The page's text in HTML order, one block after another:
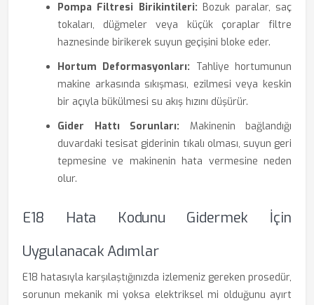
Pompa Filtresi Birikintileri: Bozuk paralar, saç
tokaları, düğmeler veya küçük çoraplar filtre
haznesinde birikerek suyun geçişini bloke eder.
Hortum Deformasyonları: Tahliye hortumunun
makine arkasında sıkışması, ezilmesi veya keskin
bir açıyla bükülmesi su akış hızını düşürür.
Gider Hattı Sorunları: Makinenin bağlandığı
duvardaki tesisat giderinin tıkalı olması, suyun geri
tepmesine ve makinenin hata vermesine neden
olur.
E18 Hata Kodunu Gidermek İçin
Uygulanacak Adımlar
E18 hatasıyla karşılaştığınızda izlemeniz gereken prosedür,
sorunun mekanik mi yoksa elektriksel mi olduğunu ayırt